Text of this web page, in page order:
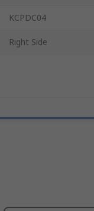
KCPDC04
Right Side